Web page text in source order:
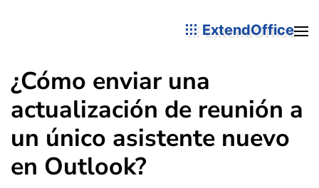
ExtendOffice
¿Cómo enviar una
actualización de reunión a
un único asistente nuevo
en Outlook?